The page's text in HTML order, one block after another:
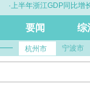
·上半年浙江GDP同比增长
要闻 综
杭州市 宁波市